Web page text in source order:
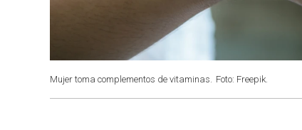
Mujer toma complementos de vitaminas. Foto: Freepik.